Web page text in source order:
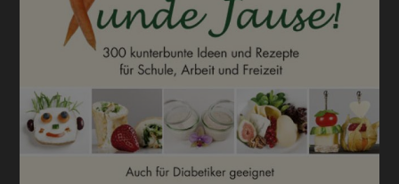
VERLAG
IDEEN & BEGLEITMATERIAL